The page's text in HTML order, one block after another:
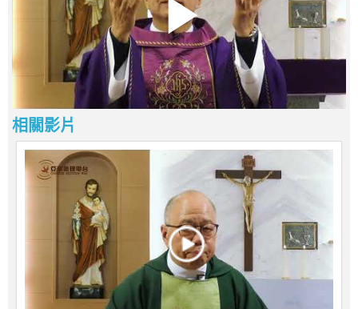
相關影片